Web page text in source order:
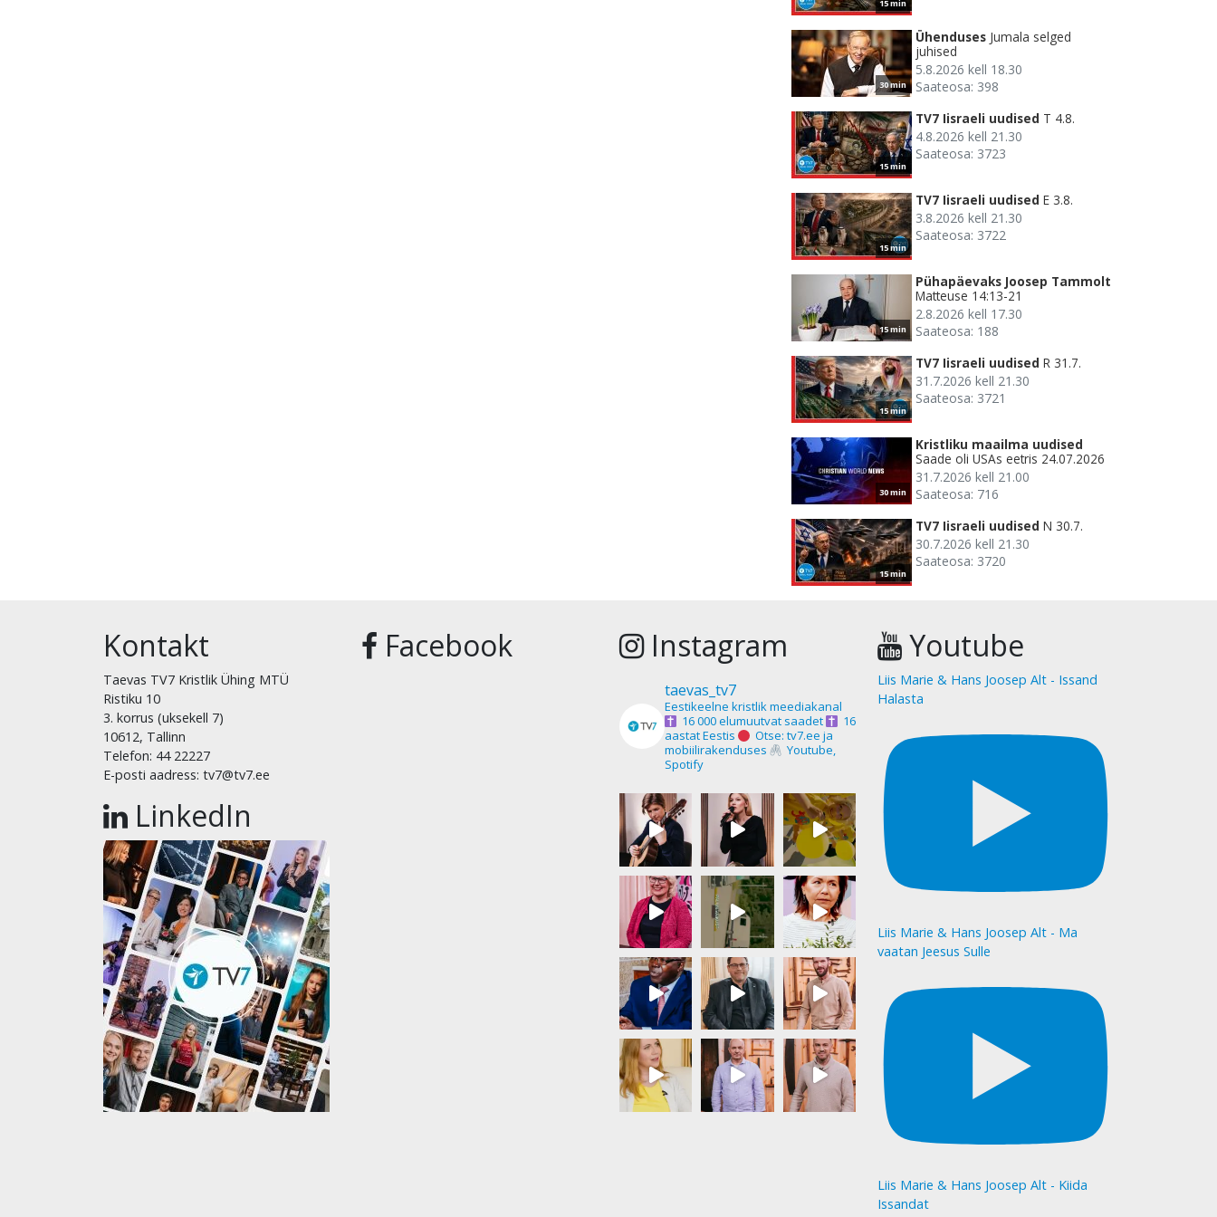
15 min
30 min
Ühenduses Jumala selged
juhised
5.8.2026 kell 18.30
Saateosa: 398
15 min
TV7 Iisraeli uudised T 4.8.
4.8.2026 kell 21.30
Saateosa: 3723
15 min
TV7 Iisraeli uudised E 3.8.
3.8.2026 kell 21.30
Saateosa: 3722
15 min
Pühapäevaks Joosep Tammolt
Matteuse 14:13-21
2.8.2026 kell 17.30
Saateosa: 188
15 min
TV7 Iisraeli uudised R 31.7.
31.7.2026 kell 21.30
Saateosa: 3721
30 min
Kristliku maailma uudised
Saade oli USAs eetris 24.07.2026
31.7.2026 kell 21.00
Saateosa: 716
15 min
TV7 Iisraeli uudised N 30.7.
30.7.2026 kell 21.30
Saateosa: 3720
Kontakt
Taevas TV7 Kristlik Ühing MTÜ
Ristiku 10
3. korrus (uksekell 7)
10612, Tallinn
Telefon: 44 22227
E-posti aadress: tv7@tv7.ee
LinkedIn
Facebook Instagram
taevas_tv7
Eestikeelne kristlik meediakanal
16 000 elumuutvat saadet
16
aastat Eestis
Otse: tv7.ee ja
mobiilirakenduses
Youtube,
Spotify
Youtube
Liis Marie & Hans Joosep Alt - Issand
Halasta
Liis Marie & Hans Joosep Alt - Ma
vaatan Jeesus Sulle
Liis Marie & Hans Joosep Alt - Kiida
Issandat